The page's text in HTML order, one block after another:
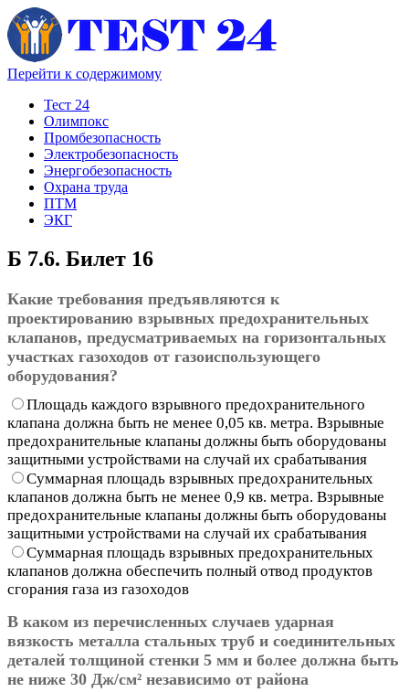
Перейти к содержимому
Тест 24
Олимпокс
Промбезопасность
Электробезопасность
Энергобезопасность
Охрана труда
ПТМ
ЭКГ
Б 7.6. Билет 16
Какие требования предъявляются к
проектированию взрывных предохранительных
клапанов, предусматриваемых на горизонтальных
участках газоходов от газоиспользующего
оборудования?
Площадь каждого взрывного предохранительного
клапана должна быть не менее 0,05 кв. метра. Взрывные
предохранительные клапаны должны быть оборудованы
защитными устройствами на случай их срабатывания
Суммарная площадь взрывных предохранительных
клапанов должна быть не менее 0,9 кв. метра. Взрывные
предохранительные клапаны должны быть оборудованы
защитными устройствами на случай их срабатывания
Суммарная площадь взрывных предохранительных
клапанов должна обеспечить полный отвод продуктов
сгорания газа из газоходов
В каком из перечисленных случаев ударная
вязкость металла стальных труб и соединительных
деталей толщиной стенки 5 мм и более должна быть
не ниже 30 Дж/см² независимо от района